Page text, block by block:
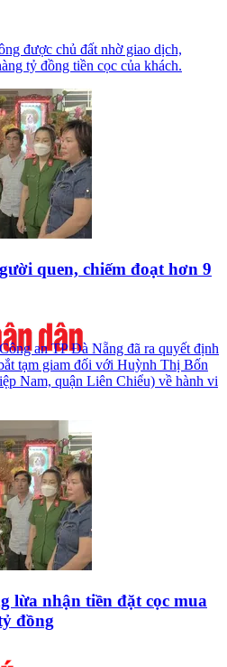
được chủ đất nhờ giao dịch,
tỷ đồng tiền cọc của khách.
quen, chiếm đoạt hơn 9
an TP Đà Nẵng đã ra quyết định
tạm giam đối với Huỳnh Thị Bốn
Nam, quận Liên Chiểu) về hành vi
lừa nhận tiền đặt cọc mua
đồng